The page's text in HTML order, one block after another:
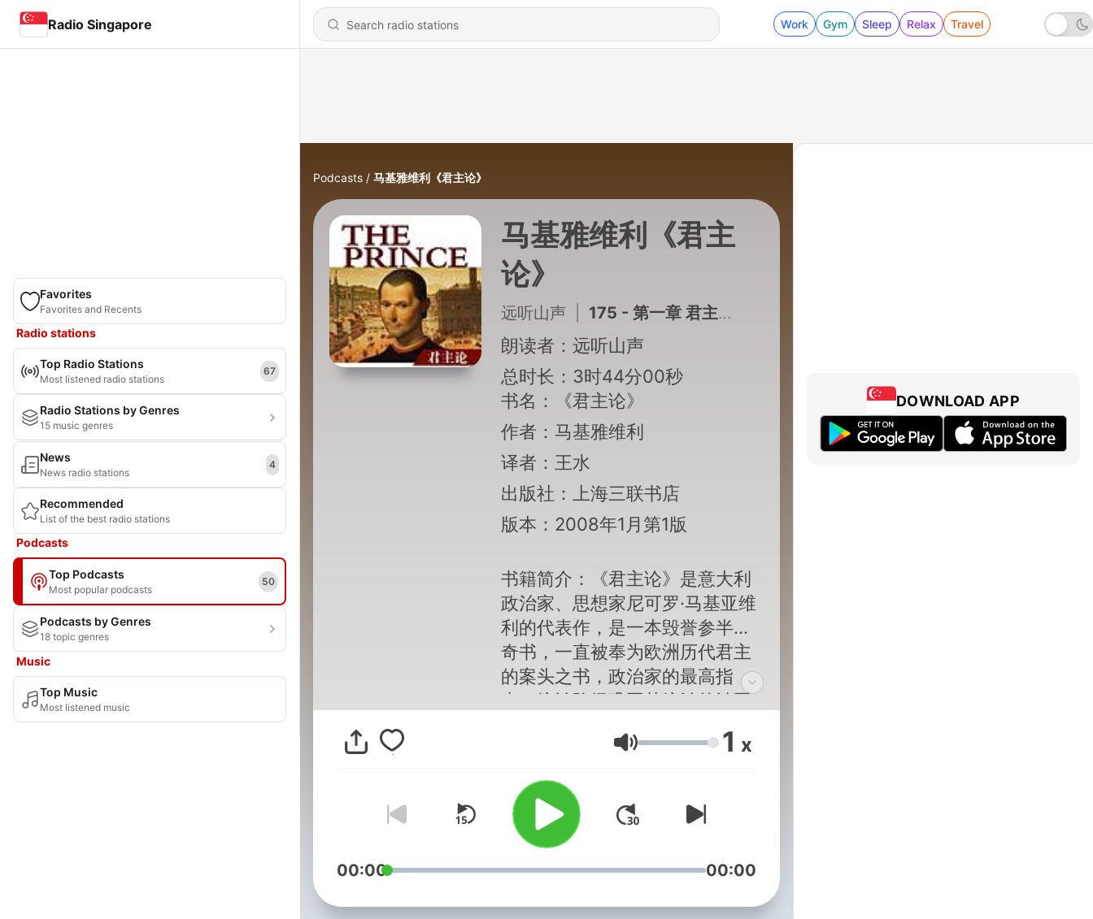
Radio Singapore Work Gym Sleep Relax Travel
Favorites
Favorites and Recents
Radio stations
Top Radio Stations
Most listened radio stations
67
Radio Stations by Genres
15 music genres
News
News radio stations
4
Recommended
List of the best radio stations
Podcasts
Top Podcasts
Most popular podcasts
50
Podcasts by Genres
18 topic genres
Music
Top Music
Most listened music
Podcasts 马基雅维利《君主论》
马基雅维利《君主
论》
远听山声 175 - 第一章 君主国的种类以及获得君主国的手段
朗读者：远听山声
总时长：3时44分00秒
书名：《君主论》
作者：马基雅维利
译者：王水
出版社：上海三联书店
版本：2008年1月第1版
书籍简介：《君主论》是意大利
政治家、思想家尼可罗·马基亚维
利的代表作，是一本毁誉参半的
奇书，一直被奉为欧洲历代君主
的案头之书，政治家的最高指
南，统治阶级巩固其统治的治国
技巧最独到最精辟的解剖。自
年，从西方到东方，在政界、宗
教界、学术等领域引起巨大的反
响，被西方评论界列为和《圣
经》、《资本论》等相提并论的
Volume 1 x
00:00 00:00
DOWNLOAD APP